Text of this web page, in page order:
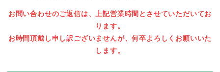
お問い合わせのご返信は、上記営業時間とさせていただいてお
ります。
お時間頂戴し申し訳ございませんが、何卒よろしくお願いいた
します。